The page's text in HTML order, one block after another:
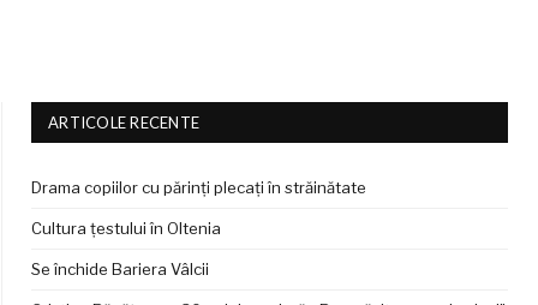
ARTICOLE RECENTE
Drama copiilor cu părinți plecați în străinătate
Cultura țestului în Oltenia
Se închide Bariera Vâlcii